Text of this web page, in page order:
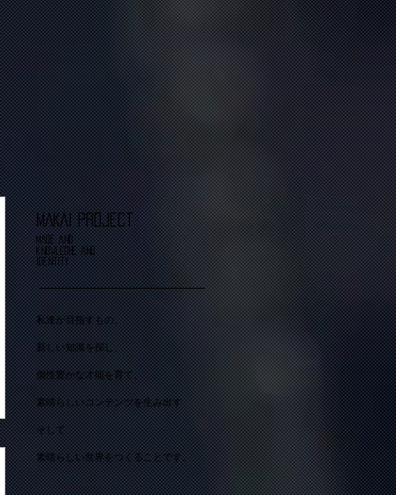
MAKAI Project
made and
knowledhe and
identity
​私達が目指すもの。
新しい知識を探し、
個性豊かな才能を育て、
​素晴らしいコンテンツを生み出す
そして
​素晴らしい世界をつくることです。